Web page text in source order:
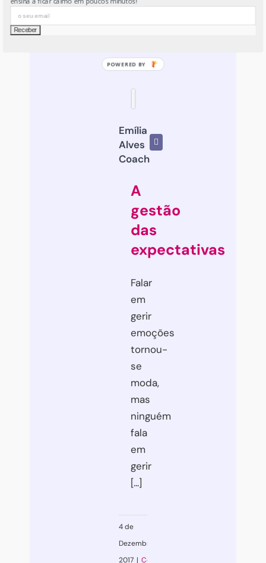
Emília
Alves
Coach
A
gestão
das
expectativas
Falar
em
gerir
emoções
tornou-
se
moda,
mas
ninguém
fala
em
gerir
[...]
4 de
Dezembro,
2017 | Coaching